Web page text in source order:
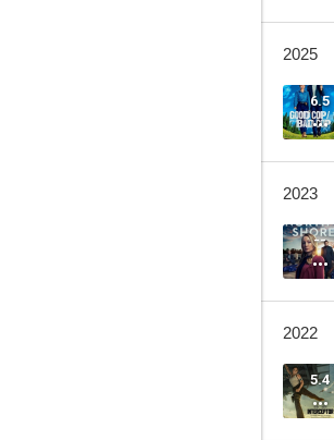
2025
6.5
2023
--
2022
5.4